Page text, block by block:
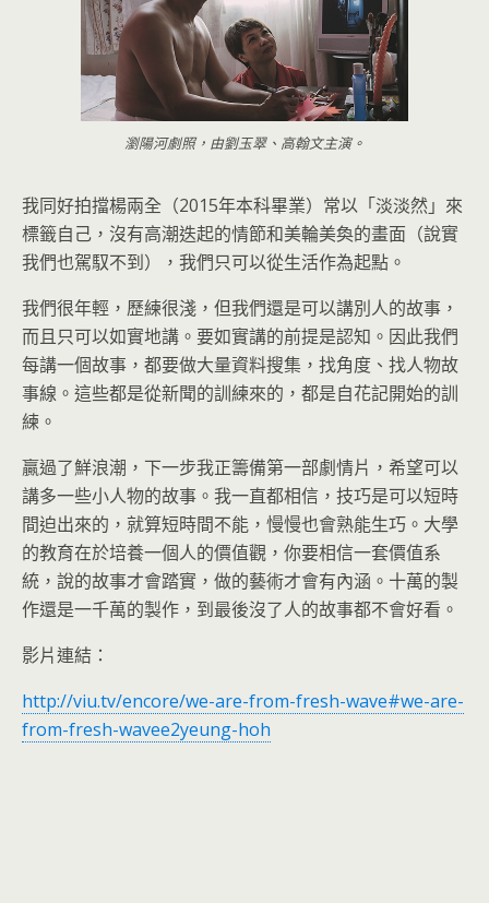
瀏陽河劇照，由劉玉翠、高翰文主演。
我同好拍擋楊兩全（2015年本科畢業）常以「淡淡然」來
標籤自己，沒有高潮迭起的情節和美輪美奐的畫面（說實
我們也駕馭不到），我們只可以從生活作為起點。
我們很年輕，歷練很淺，但我們還是可以講別人的故事，
而且只可以如實地講。要如實講的前提是認知。因此我們
每講一個故事，都要做大量資料搜集，找角度、找人物故
事線。這些都是從新聞的訓練來的，都是自花記開始的訓
練。
贏過了鮮浪潮，下一步我正籌備第一部劇情片，希望可以
講多一些小人物的故事。我一直都相信，技巧是可以短時
間迫出來的，就算短時間不能，慢慢也會熟能生巧。大學
的教育在於培養一個人的價值觀，你要相信一套價值系
統，說的故事才會踏實，做的藝術才會有內涵。十萬的製
作還是一千萬的製作，到最後沒了人的故事都不會好看。
影片連結：
http://viu.tv/encore/we-are-from-fresh-wave#we-are-
from-fresh-wavee2yeung-hoh